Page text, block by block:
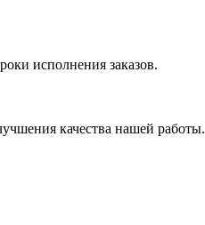
исполнения заказов.
качества нашей работы.